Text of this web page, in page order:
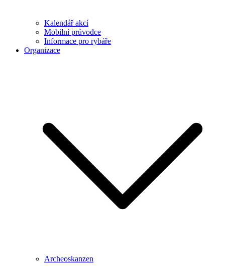
Kalendář akcí
Mobilní průvodce
Informace pro rybáře
Organizace
Archeoskanzen